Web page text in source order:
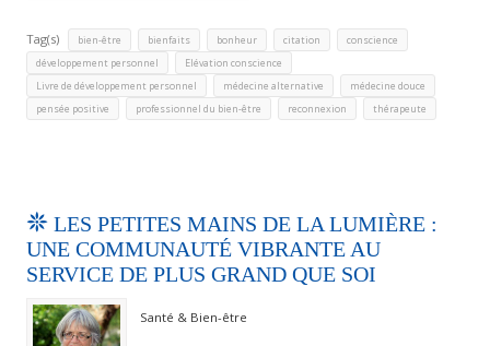
Tag(s) bien-être bienfaits bonheur citation conscience
développement personnel Elévation conscience
Livre de développement personnel médecine alternative médecine douce
pensée positive professionnel du bien-être reconnexion thérapeute
LES PETITES MAINS DE LA LUMIÈRE :
UNE COMMUNAUTÉ VIBRANTE AU
SERVICE DE PLUS GRAND QUE SOI
Santé & Bien-être